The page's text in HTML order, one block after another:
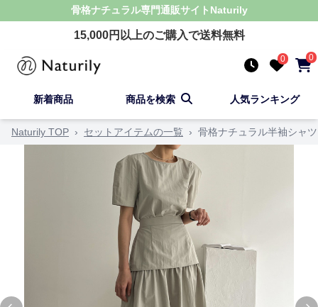
骨格ナチュラル専門通販サイト Naturily
15,000円以上のご購入で送料無料
0 0
新着商品 商品を検索 人気ランキング
Naturily TOP › セットアイテムの一覧 › 骨格ナチュラル半袖シャ